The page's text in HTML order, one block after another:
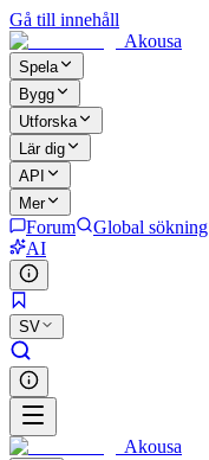
Gå till innehåll
Akousa
Spela
Bygg
Utforska
Lär dig
API
Mer
Forum
Global sökning
AI
SV
Akousa